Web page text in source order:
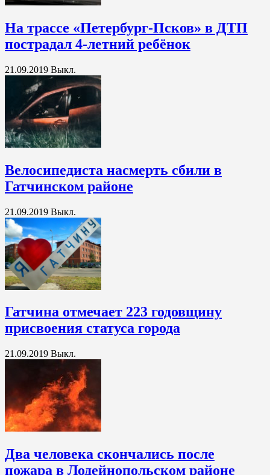
На трассе «Петербург-Псков» в ДТП
пострадал 4-летний ребёнок
21.09.2019 Выкл.
Велосипедиста насмерть сбили в
Гатчинском районе
21.09.2019 Выкл.
Гатчина отмечает 223 годовщину
присвоения статуса города
21.09.2019 Выкл.
Два человека скончались после
пожара в Лодейнопольском районе